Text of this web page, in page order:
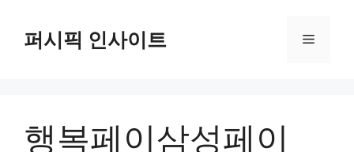
퍼시픽 인사이트 메
행복페이삼성페이